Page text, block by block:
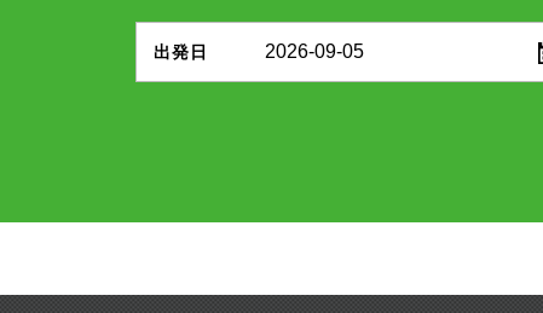
出発日 2026-09-05